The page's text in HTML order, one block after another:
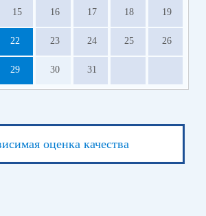
15 16 17 18 19
22 23 24 25 26
29 30 31
оценка качества